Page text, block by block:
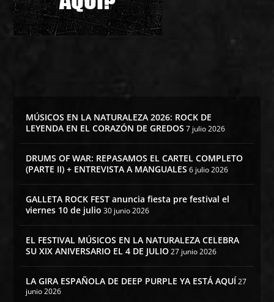
MÚSICOS EN LA NATURALEZA 2026: ROCK DE
LEYENDA EN EL CORAZÓN DE GREDOS 7 julio 2026
DRUMS OF WAR: REPASAMOS EL CARTEL COMPLETO
(PARTE II) + ENTREVISTA A MANGUALES 6 julio 2026
GALLETA ROCK FEST anuncia fiesta pre festival el
viernes 10 de julio 30 junio 2026
EL FESTIVAL MÚSICOS EN LA NATURALEZA CELEBRA
SU XIX ANIVERSARIO EL 4 DE JULIO 27 junio 2026
LA GIRA ESPAÑOLA DE DEEP PURPLE YA ESTÁ AQUÍ27
junio 2026